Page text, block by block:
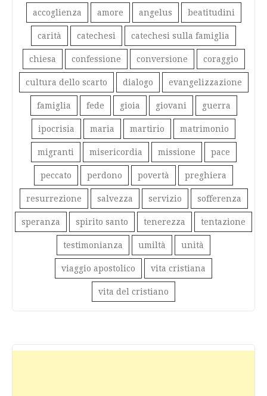
accoglienza amore angelus beatitudini
carità catechesi catechesi sulla famiglia
chiesa confessione conversione coraggio
cultura dello scarto dialogo evangelizzazione
famiglia fede gioia giovani guerra
ipocrisia maria martirio matrimonio
migranti misericordia missione pace
peccato perdono povertà preghiera
resurrezione salvezza servizio sofferenza
speranza spirito santo tenerezza tentazione
testimonianza umiltà unità
viaggio apostolico vita cristiana
vita del cristiano